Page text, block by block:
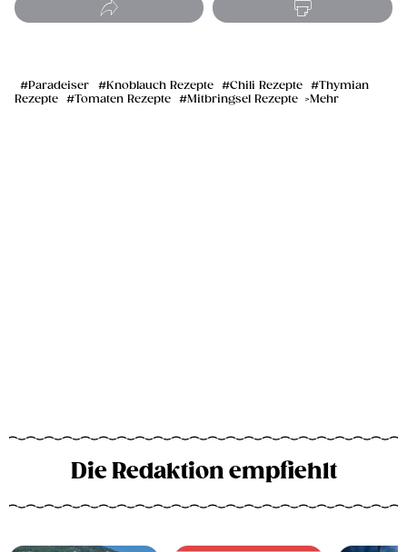
Paradeiser Knoblauch Rezepte Chili Rezepte
Thymian
Rezepte
Tomaten Rezepte Mitbringsel Rezepte Mehr
Die Redaktion empfiehlt